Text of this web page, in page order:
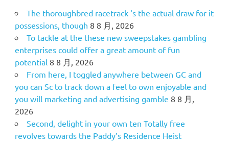
The thoroughbred racetrack ‘s the actual draw for it
possessions, though 8 8 月, 2026
To tackle at the these new sweepstakes gambling
enterprises could offer a great amount of fun
potential 8 8 月, 2026
From here, I toggled anywhere between GC and
you can Sc to track down a feel to own enjoyable and
you will marketing and advertising gamble 8 8 月,
2026
Second, delight in your own ten Totally free
revolves towards the Paddy’s Residence Heist